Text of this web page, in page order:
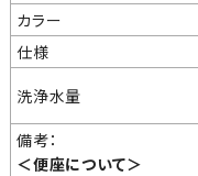
カラー
仕様
洗浄水量
備考：
＜便座について＞